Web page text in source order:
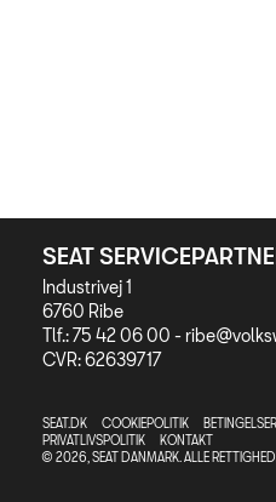
SEAT
Industrivej 1
6760 Ribe
Tlf.: 75 42 06 00 -
CVR: 62639717
SEAT.DK COOKIEPOLITIK
PRIVATLIVSPOLITIK
KONTAKT
© 2026, SEAT DANMARK. ALLE